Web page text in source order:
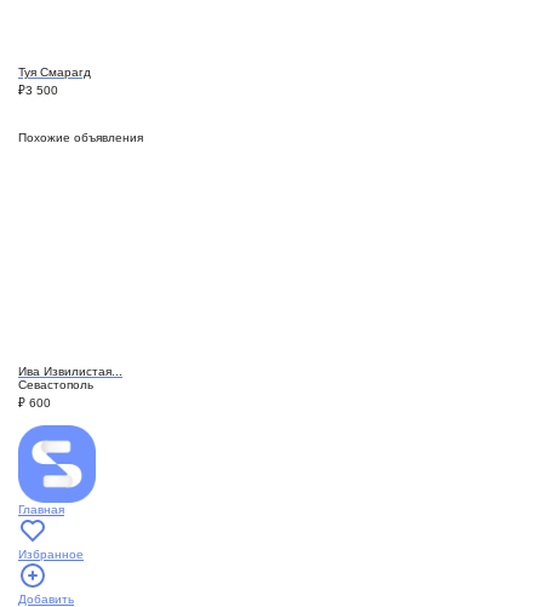
Туя Смарагд
₽3 500
Похожие объявления
Ива Извилистая...
Севастополь
₽ 600
Главная
Избранное
Добавить